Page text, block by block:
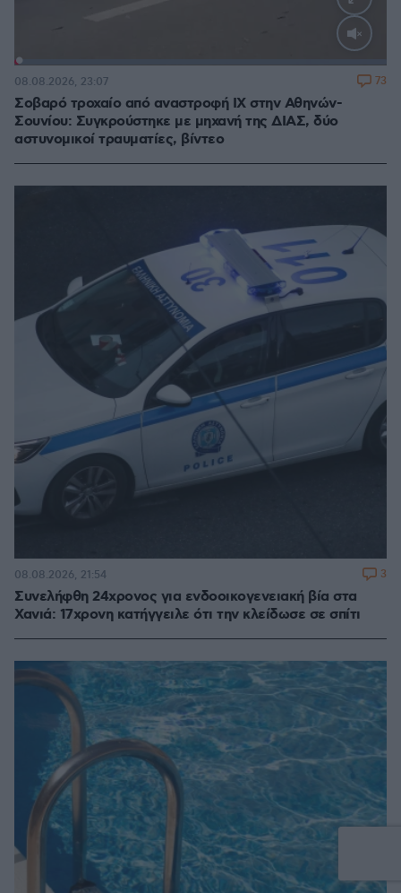
Σοβαρό τροχαίο από αναστροφή ΙΧ στην Αθηνών-
Σουνίου: Συγκρούστηκε με μηχανή της ΔΙΑΣ, δύο
αστυνομικοί τραυματίες, βίντεο
08.08.2026, 23:07 73
Συνελήφθη 24χρονος για ενδοοικογενειακή βία στα
Χανιά: 17χρονη κατήγγειλε ότι την κλείδωσε σε σπίτι
08.08.2026, 21:54 3